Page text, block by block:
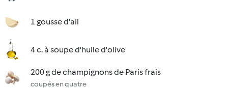
1 gousse d'ail
4 c. à soupe d'huile d'olive
200 g de champignons de Paris frais
coupés en quatre